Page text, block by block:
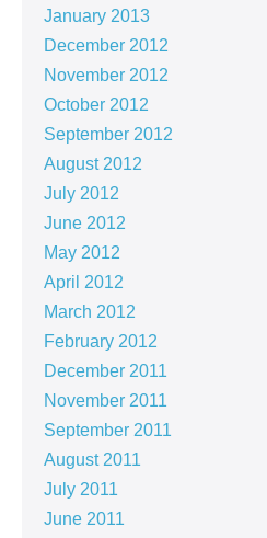
January 2013
December 2012
November 2012
October 2012
September 2012
August 2012
July 2012
June 2012
May 2012
April 2012
March 2012
February 2012
December 2011
November 2011
September 2011
August 2011
July 2011
June 2011